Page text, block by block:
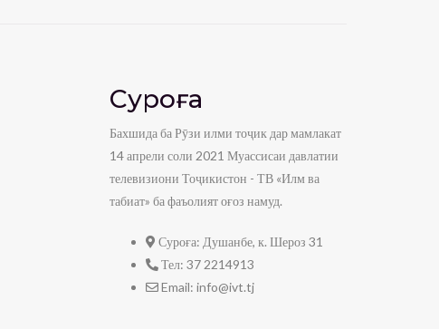
Суроға
Бахшида ба Рӯзи илми тоҷик дар мамлакат
14 апрели соли 2021 Муассисаи давлатии
телевизиони Тоҷикистон - ТВ «Илм ва
табиат» ба фаъолият оғоз намуд.
Суроға: Душанбе, к. Шероз 31
Тел: 37 2214913
Email: info@ivt.tj